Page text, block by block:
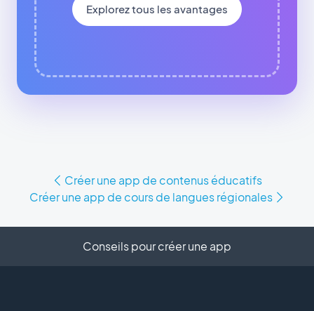
Explorez tous les avantages
Créer une app de contenus éducatifs
Créer une app de cours de langues régionales
Conseils pour créer une app